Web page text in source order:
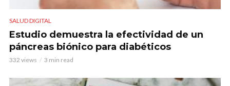
SALUD DIGITAL
Estudio demuestra la efectividad de un
páncreas biónico para diabéticos
332 views 3 min read